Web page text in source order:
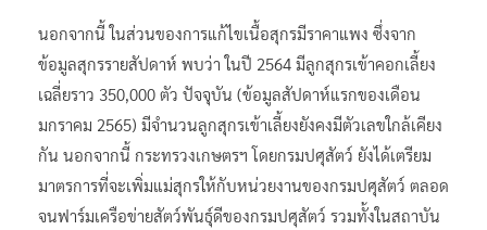
นอกจากนี้ ในส่วนของการแก้ไขเนื้อสุกรมีราคาแพง ซึ่งจาก
ข้อมูลสุกรรายสัปดาห์ พบว่า ในปี 2564 มีลูกสุกรเข้าคอกเลี้ยง
เฉลี่ยราว 350,000 ตัว ปัจจุบัน (ข้อมูลสัปดาห์แรกของเดือน
มกราคม 2565) มีจำนวนลูกสุกรเข้าเลี้ยงยังคงมีตัวเลขใกล้เคียง
กัน นอกจากนี้ กระทรวงเกษตรฯ โดยกรมปศุสัตว์ ยังได้เตรียม
มาตรการที่จะเพิ่มแม่สุกรให้กับหน่วยงานของกรมปศุสัตว์ ตลอด
จนฟาร์มเครือข่ายสัตว์พันธุ์ดีของกรมปศุสัตว์ รวมทั้งในสถาบัน